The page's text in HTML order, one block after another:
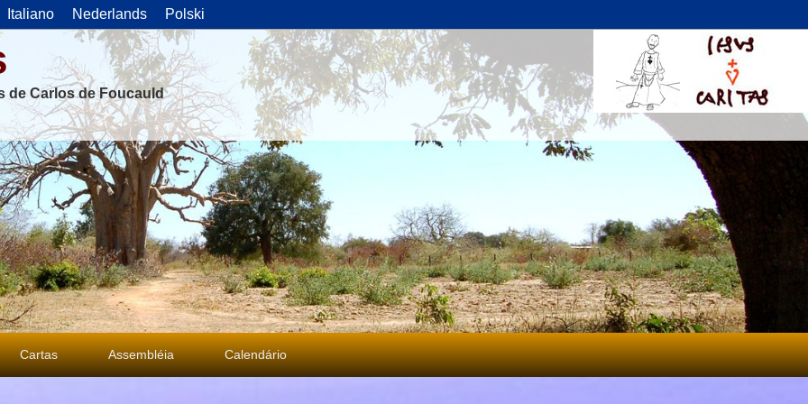
Italiano Nederlands Polski
de Carlos de Foucauld
Cartas Assembléia Calendário